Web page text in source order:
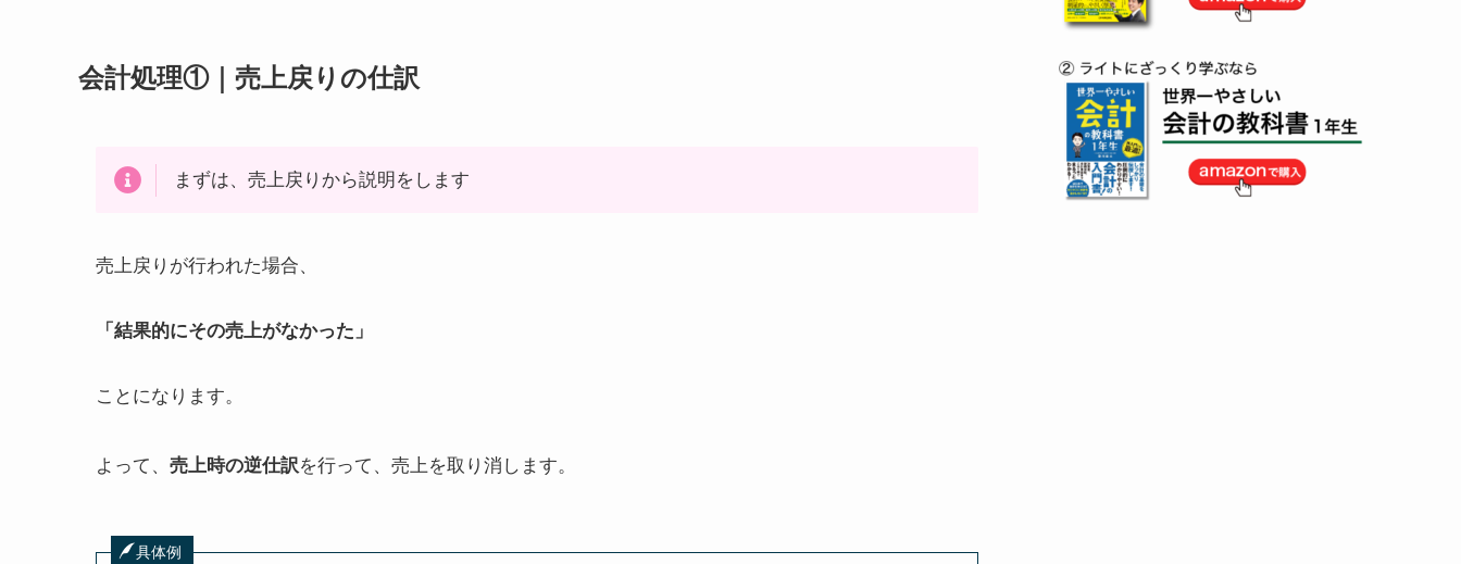
会計処理①｜売上戻りの仕訳
まずは、売上戻りから説明をします
売上戻りが行われた場合、
「結果的にその売上がなかった」
ことになります。
よって、 売上時の逆仕訳を行って、売上を取り消します。
具体例